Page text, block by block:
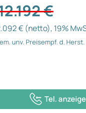
€
€ (netto), 19%
unv. Preisempf. d. Herst.
Tel.